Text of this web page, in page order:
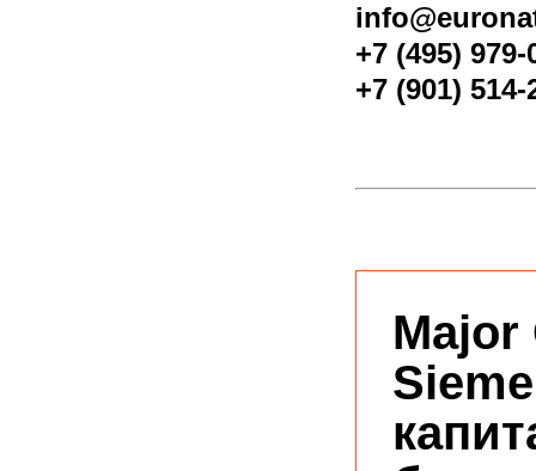
+7 (495) 979-
+7 (901) 514-
Major